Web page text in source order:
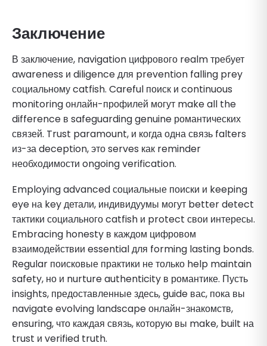
Заключение
В заключение, navigation цифрового realm требует
awareness и diligence для prevention falling prey
социальному catfish. Careful поиск и continuous
monitoring онлайн-профилей могут make all the
difference в safeguarding genuine романтических
связей. Trust paramount, и когда одна связь falters
из-за deception, это serves как reminder
необходимости ongoing verification.
Employing advanced социальные поиски и keeping
eye на key детали, индивидуумы могут better detect
тактики социального catfish и protect свои интересы.
Embracing honesty в каждом цифровом
взаимодействии essential для forming lasting bonds.
Regular поисковые практики не только help maintain
safety, но и nurture authenticity в романтике. Пусть
insights, предоставленные здесь, guide вас, пока вы
navigate evolving landscape онлайн-знакомств,
ensuring, что каждая связь, которую вы make, built на
trust и verified truth.